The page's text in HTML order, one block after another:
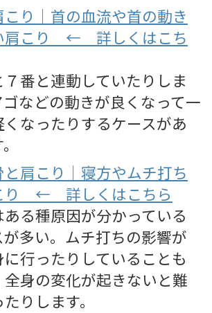
こり｜首の血流や首の動き
肩こり ← 詳しくはこち
７番と連動していたりしま
ゴなどの動きが良くなって一
くなったりするケースがあ
と肩こり｜寝方やムチ打ち
り ← 詳しくはこちら
ある種原因が分かっている
が多い。ムチ打ちの影響が
行ったりしていることも
全身の変化が起きないと難
りします。